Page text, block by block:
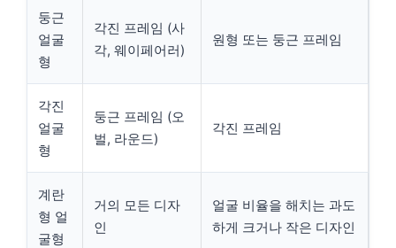
둥근
얼굴
형
각진 프레임 (사
각, 웨이페어러)
원형 또는 둥근 프레임
각진
얼굴
형
둥근 프레임 (오
벌, 라운드)
각진 프레임
계란
형 얼
굴형
거의 모든 디자
인
얼굴 비율을 해치는 과도
하게 크거나 작은 디자인